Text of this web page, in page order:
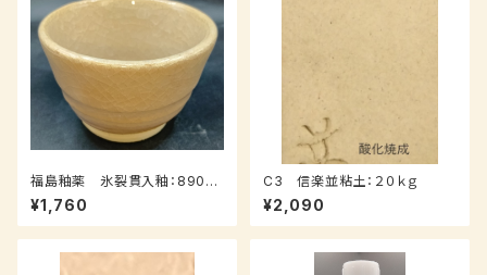
福島釉薬 氷裂貫入釉：890ｇ
（送料込み：クロネコパケット）
（受注後7～３０日後発送）
¥1,760
C3 信楽並粘土：２０ｋｇ
¥2,090